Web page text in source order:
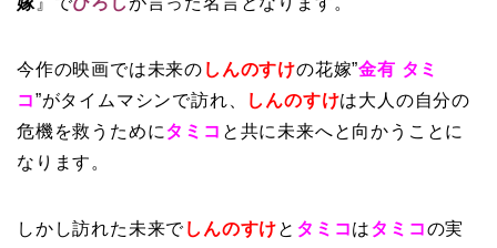
今作の映画では未来の しんのすけの花嫁”金有 タミ
コ”がタイムマシンで訪れ、 しんのすけは大人の自分の
危機を救うためにタミコ と共に未来へと向かうことに
なります。
しかし訪れた未来でしんのすけと タミコはタミコの実